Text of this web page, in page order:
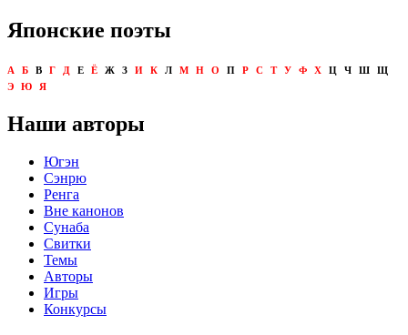
Японские поэты
А Б В Г Д Е Ё Ж З И К Л М Н О П Р С Т У Ф Х Ц Ч Ш
Щ
Э
Ю Я
Наши авторы
Югэн
Сэнрю
Ренга
Вне канонов
Сунаба
Свитки
Темы
Авторы
Игры
Конкурсы